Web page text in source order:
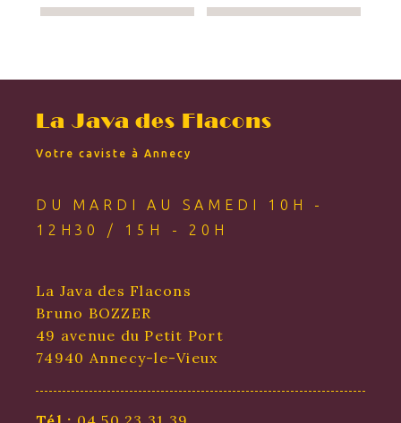
La Java des Flacons
Votre caviste à Annecy
DU MARDI AU SAMEDI 10H -
12H30 / 15H - 20H
La Java des Flacons
Bruno BOZZER
49 avenue du Petit Port
74940 Annecy-le-Vieux